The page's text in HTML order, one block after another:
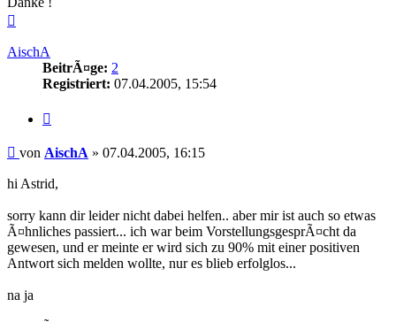
AischA
BeitrÃ¤ge: 2
Registriert: 07.04.2005, 15:54
Beitrag
von AischA » 07.04.2005, 16:15
hi Astrid,
sorry kann dir leider nicht dabei helfen.. aber mir ist auch so etwas
Ã¤hnliches passiert... ich war beim VorstellungsgesprÃ¤cht da
gewesen, und er meinte er wird sich zu 90% mit einer positiven
Antwort sich melden wollte, nur es blieb erfolglos...
na ja